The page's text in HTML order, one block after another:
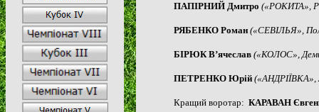
ПАПІРНИЙ Дмитро («РОКИТА»,
РЯБЕНКО Роман («СЕВІЛЬЯ»,
БІРЮК В’ячеслав («КОЛОС»,
ПЕТРЕНКО Юрій («АНДРІЇВКА»,
Кращий воротар: КАРАВАН